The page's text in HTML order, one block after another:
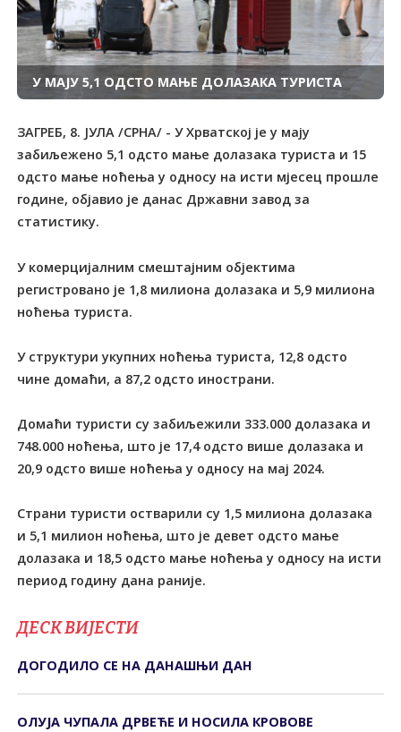
У МАЈУ 5,1 ОДСТО МАЊЕ ДОЛАЗАКА ТУРИСТА
ЗАГРЕБ, 8. ЈУЛА /СРНА/ - У Хрватској је у мају
забиљежено 5,1 одсто мање долазака туриста и 15
одсто мање ноћења у односу на исти мјесец прошле
године, објавио је данас Државни завод за
статистику.
У комерцијалним смештајним објектима
регистровано је 1,8 милиона долазака и 5,9 милиона
ноћења туриста.
У структури укупних ноћења туриста, 12,8 одсто
чине домаћи, а 87,2 одсто инострани.
Домаћи туристи су забиљежили 333.000 долазака и
748.000 ноћења, што је 17,4 одсто више долазака и
20,9 одсто више ноћења у односу на мај 2024.
Страни туристи остварили су 1,5 милиона долазака
и 5,1 милион ноћења, што је девет одсто мање
долазака и 18,5 одсто мање ноћења у односу на исти
период годину дана раније.
ДЕСК ВИЈЕСТИ
ДОГОДИЛО СЕ НА ДАНАШЊИ ДАН
ОЛУЈА ЧУПАЛА ДРВЕЋЕ И НОСИЛА КРОВОВЕ